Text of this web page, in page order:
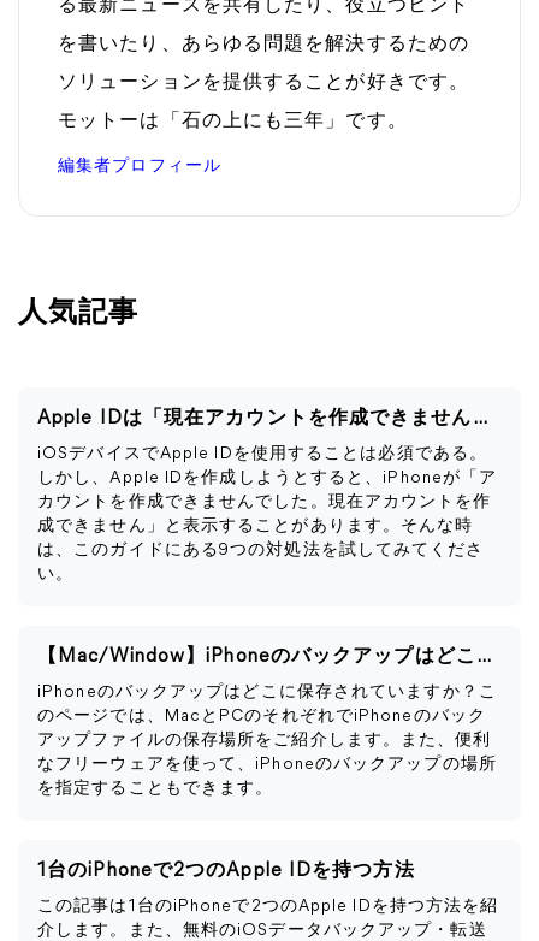
る最新ニュースを共有したり、役立つヒント
を書いたり、あらゆる問題を解決するための
ソリューションを提供することが好きです。
モットーは「石の上にも三年」です。
編集者プロフィール
人気記事
Apple IDは「現在アカウントを作成できません」と表示される
iOSデバイスでApple IDを使用することは必須である。
しかし、Apple IDを作成しようとすると、iPhoneが「ア
カウントを作成できませんでした。現在アカウントを作
成できません」と表示することがあります。そんな時
は、このガイドにある9つの対処法を試してみてくださ
い。
【Mac/Window】iPhoneのバックアップはどこに保存される？
iPhoneのバックアップはどこに保存されていますか？こ
のページでは、MacとPCのそれぞれでiPhoneのバック
アップファイルの保存場所をご紹介します。また、便利
なフリーウェアを使って、iPhoneのバックアップの場所
を指定することもできます。
1台のiPhoneで2つのApple IDを持つ方法
この記事は1台のiPhoneで2つのApple IDを持つ方法を紹
介します。また、無料のiOSデータバックアップ・転送